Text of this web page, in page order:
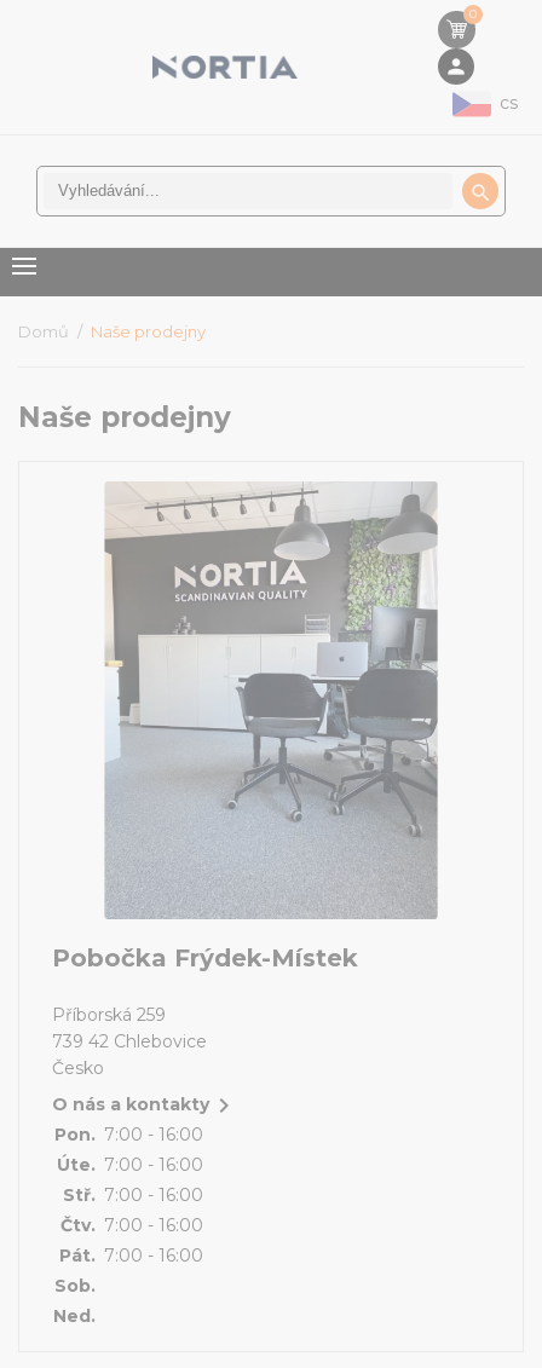
0
person
cs

Domů Naše prodejny
Naše prodejny
Pobočka Frýdek-Místek
Příborská 259
739 42 Chlebovice
Česko
O nás a kontakty
Pon. 7:00 - 16:00
Úte. 7:00 - 16:00
Stř. 7:00 - 16:00
Čtv. 7:00 - 16:00
Pát. 7:00 - 16:00
Sob.
Ned.